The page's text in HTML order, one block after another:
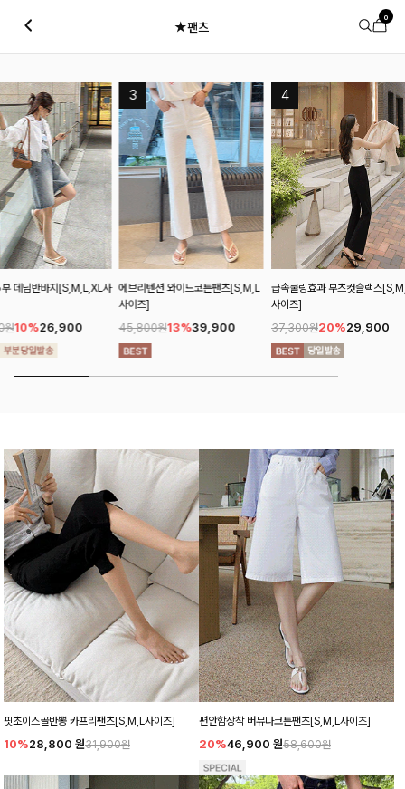
★팬츠
0
에브리텐션 와이드코튼팬츠[S,M,L
45,800원13% 39,900
급속쿨링효과 부츠컷슬랙스[S,M,L
37,300원20% 29,900
쿨라인슬릿 8부카프
41,200원 13%
핏초이스골반뽕 카프리팬츠[S,M,L사이즈]
10%28,800 원31,900원
편안함장착 버뮤다코튼팬츠[S,M,L사이즈]
20%46,900 원58,600원